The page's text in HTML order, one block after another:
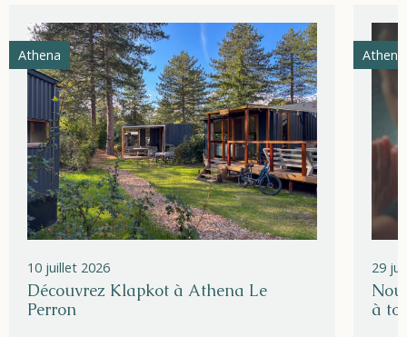
Athena
10 juillet 2026
Découvrez Klapkot à Athena Le
Perron
29
à